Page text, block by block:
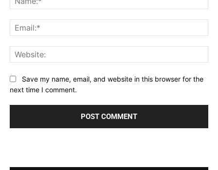
Save my name, email, and website in this browser for the
next time I comment.